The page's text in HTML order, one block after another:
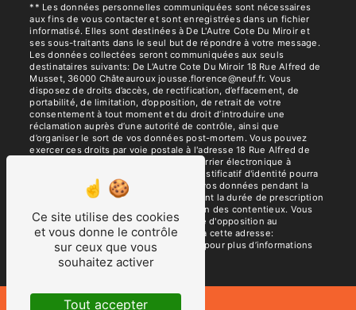
** Les données personnelles communiquées sont nécessaires
aux fins de vous contacter et sont enregistrées dans un fichier
informatisé. Elles sont destinées à De L'Autre Cote Du Miroir et
ses sous-traitants dans le seul but de répondre à votre message.
Les données collectées seront communiquées aux seuls
destinataires suivants: De L'Autre Cote Du Miroir 18 Rue Alfred de
Musset, 36000 Châteauroux jousse.florence@neuf.fr. Vous
disposez de droits d’accès, de rectification, d’effacement, de
portabilité, de limitation, d’opposition, de retrait de votre
consentement à tout moment et du droit d’introduire une
réclamation auprès d’une autorité de contrôle, ainsi que
d’organiser le sort de vos données post-mortem. Vous pouvez
exercer ces droits par voie postale à l'adresse 18 Rue Alfred de
Musset, 36000 Châteauroux ou par courrier électronique à
l'adresse jousse.florence@neuf.fr. Un justificatif d'identité pourra
vous être demandé. Nous conservons vos données pendant la
période de prise de contact puis pendant la durée de prescription
légale aux fins probatoires et de gestion des contentieux. Vous
avez le droit de vous inscrire sur la liste d'opposition au
démarchage téléphonique, disponible à cette adresse:
Bloctel.gouv.fr . Consultez le site cnil.fr pour plus d’informations
sur vos droits.
Ce site utilise des cookies
et vous donne le contrôle
sur ceux que vous
souhaitez activer
Tout accepter